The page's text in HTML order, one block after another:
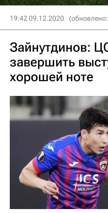
19:42 09.12.2020
Зайнутдинов:
завершить
хорошей ноте